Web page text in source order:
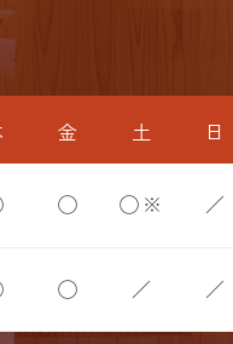
金 土 日
◯ ◯※ ／
◯ ／ ／